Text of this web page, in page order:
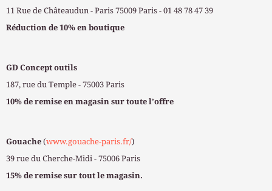
11 Rue de Châteaudun - Paris 75009 Paris - 01 48 78 47 39
Réduction de 10% en boutique
GD Concept outils
187, rue du Temple - 75003 Paris
10% de remise en magasin sur toute l’offre
Gouache (www.gouache-paris.fr/)
39 rue du Cherche-Midi - 75006 Paris
15% de remise sur tout le magasin.